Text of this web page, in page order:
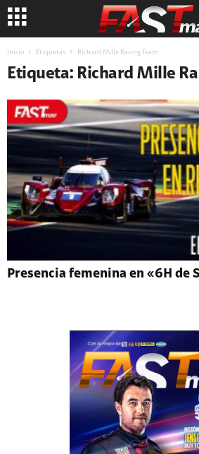
Inicio Etiquetas Richard Mille Racing Team
Etiqueta: Richard Mille
Presencia femenina en «6H de